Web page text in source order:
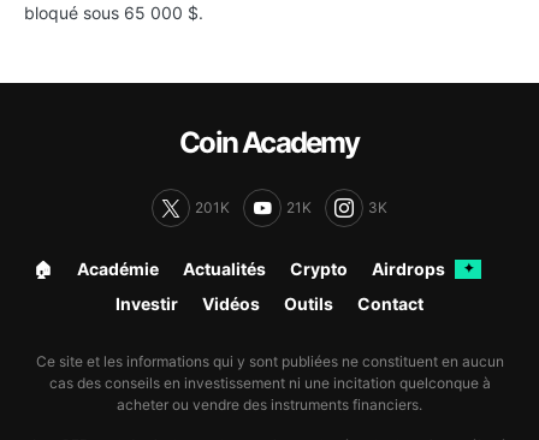
bloqué sous 65 000 $.
Coin Academy
201K 21K 3K
🏠︎ Académie Actualités Crypto Airdrops ✦
Investir Vidéos Outils Contact
Ce site et les informations qui y sont publiées ne constituent en aucun
cas des conseils en investissement ni une incitation quelconque à
acheter ou vendre des instruments financiers.